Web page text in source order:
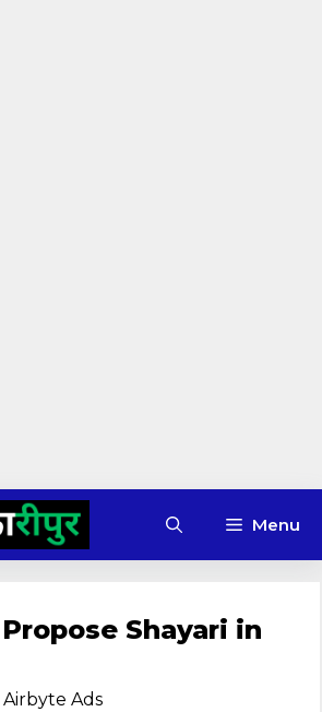
Menu
Propose Shayari in
Airbyte Ads